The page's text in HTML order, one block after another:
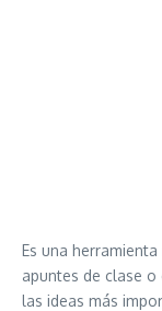
Es una
apuntes de clase
las ideas más